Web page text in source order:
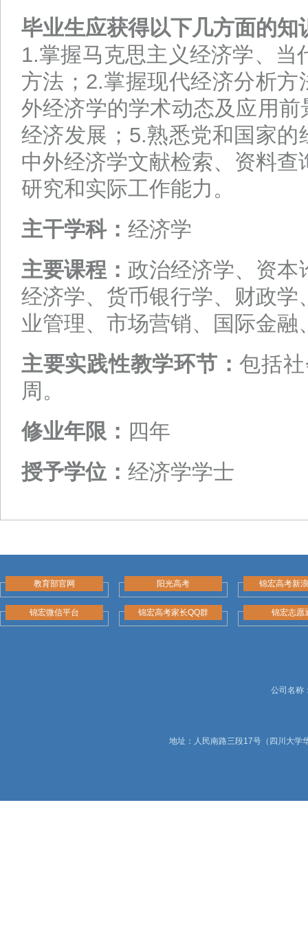
毕业生应获得以下几方面的知
1.掌握马克思主义经济学、
方法；2.掌握现代经济分析
外经济学的学术动态及应用
经济发展；5.熟悉党和国家
中外经济学文献检索、资料
研究和实际工作能力。
主干学科： 经济学
主要课程：政治经济学、资本
经济学、货币银行学、财政
业管理、市场营销、国际金融
主要实践性教学环节：包括
周。
修业年限： 四年
授予学位： 经济学学士
教育部官网 阳光高考 锦宏高考新
锦宏微信平台 锦宏高考家长QQ群 锦宏志愿
公司名称
地址：人民南路三段17号（四川大学